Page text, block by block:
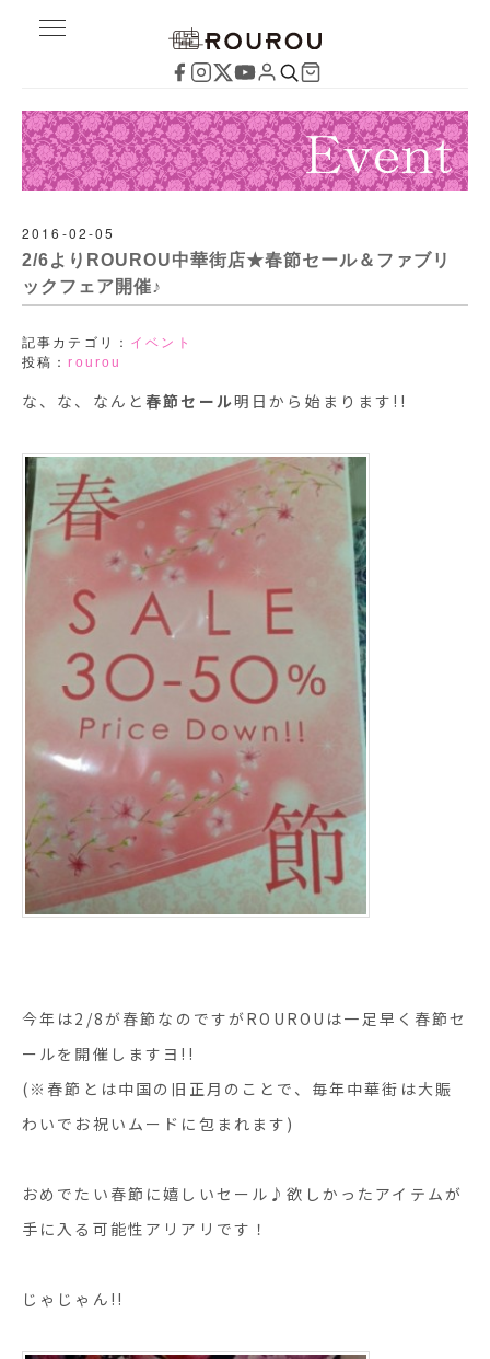
2016-02-05
2/6よりROUROU中華街店★春節セール＆ファブリ
ックフェア開催♪
記事カテゴリ： イベント
投稿：rourou
な、な、なんと 春節セール明日から始まります!!
今年は2/8が春節なのですがROUROUは一足早く春節セ
ールを開催しますヨ!!
(※春節とは中国の旧正月のことで、毎年中華街は大賑
わいでお祝いムードに包まれます)
おめでたい春節に嬉しいセール♪欲しかったアイテムが
手に入る可能性アリアリです！
じゃじゃん!!